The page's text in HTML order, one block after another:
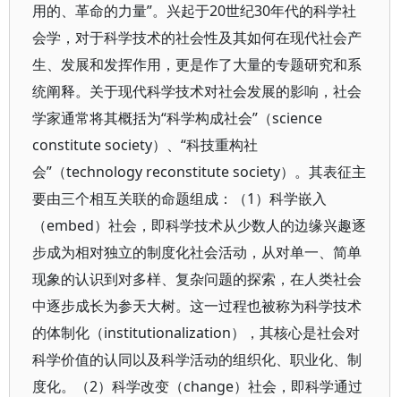
用的、革命的力量”。兴起于20世纪30年代的科学社
会学，对于科学技术的社会性及其如何在现代社会产
生、发展和发挥作用，更是作了大量的专题研究和系
统阐释。关于现代科学技术对社会发展的影响，社会
学家通常将其概括为“科学构成社会”（science
constitute society）、“科技重构社
会”（technology reconstitute society）。其表征主
要由三个相互关联的命题组成：（1）科学嵌入
（embed）社会，即科学技术从少数人的边缘兴趣逐
步成为相对独立的制度化社会活动，从对单一、简单
现象的认识到对多样、复杂问题的探索，在人类社会
中逐步成长为参天大树。这一过程也被称为科学技术
的体制化（institutionalization），其核心是社会对
科学价值的认同以及科学活动的组织化、职业化、制
度化。（2）科学改变（change）社会，即科学通过